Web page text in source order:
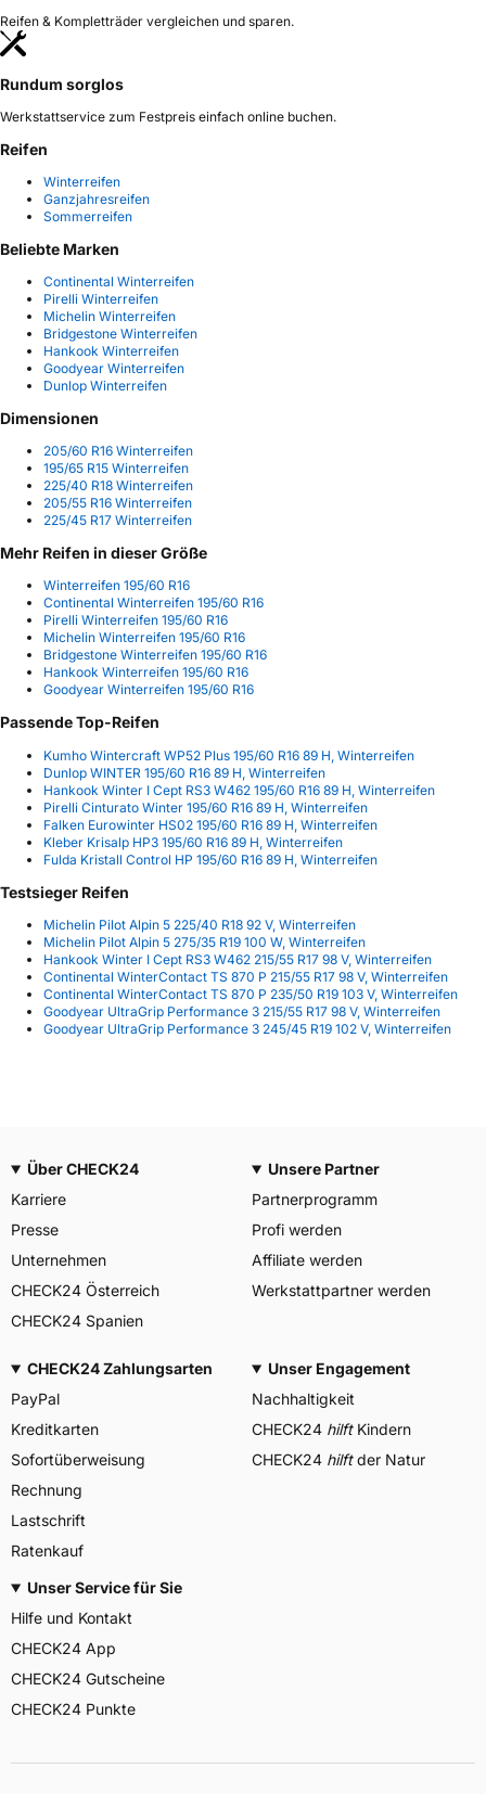
Reifen & Kompletträder vergleichen und sparen.
Rundum sorglos
Werkstattservice zum Festpreis einfach online buchen.
Reifen
Winterreifen
Ganzjahresreifen
Sommerreifen
Beliebte Marken
Continental Winterreifen
Pirelli Winterreifen
Michelin Winterreifen
Bridgestone Winterreifen
Hankook Winterreifen
Goodyear Winterreifen
Dunlop Winterreifen
Dimensionen
205/60 R16 Winterreifen
195/65 R15 Winterreifen
225/40 R18 Winterreifen
205/55 R16 Winterreifen
225/45 R17 Winterreifen
Mehr Reifen in dieser Größe
Winterreifen 195/60 R16
Continental Winterreifen 195/60 R16
Pirelli Winterreifen 195/60 R16
Michelin Winterreifen 195/60 R16
Bridgestone Winterreifen 195/60 R16
Hankook Winterreifen 195/60 R16
Goodyear Winterreifen 195/60 R16
Passende Top-Reifen
Kumho Wintercraft WP52 Plus 195/60 R16 89 H, Winterreifen
Dunlop WINTER 195/60 R16 89 H, Winterreifen
Hankook Winter I Cept RS3 W462 195/60 R16 89 H, Winterreifen
Pirelli Cinturato Winter 195/60 R16 89 H, Winterreifen
Falken Eurowinter HS02 195/60 R16 89 H, Winterreifen
Kleber Krisalp HP3 195/60 R16 89 H, Winterreifen
Fulda Kristall Control HP 195/60 R16 89 H, Winterreifen
Testsieger Reifen
Michelin Pilot Alpin 5 225/40 R18 92 V, Winterreifen
Michelin Pilot Alpin 5 275/35 R19 100 W, Winterreifen
Hankook Winter I Cept RS3 W462 215/55 R17 98 V, Winterreifen
Continental WinterContact TS 870 P 215/55 R17 98 V, Winterreifen
Continental WinterContact TS 870 P 235/50 R19 103 V, Winterreifen
Goodyear UltraGrip Performance 3 215/55 R17 98 V, Winterreifen
Goodyear UltraGrip Performance 3 245/45 R19 102 V, Winterreifen
Über CHECK24
Karriere
Presse
Unternehmen
CHECK24 Österreich
CHECK24 Spanien
Unsere Partner
Partnerprogramm
Profi werden
Affiliate werden
Werkstattpartner werden
CHECK24 Zahlungsarten
PayPal
Kreditkarten
Sofortüberweisung
Rechnung
Lastschrift
Ratenkauf
Unser Engagement
Nachhaltigkeit
CHECK24 hilftKindern
CHECK24 hilftder Natur
Unser Service für Sie
Hilfe und Kontakt
CHECK24 App
CHECK24 Gutscheine
CHECK24 Punkte